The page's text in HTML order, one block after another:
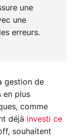
une
une
erreurs.
gestion de
en plus
comme
déjà investi ce
souhaitent